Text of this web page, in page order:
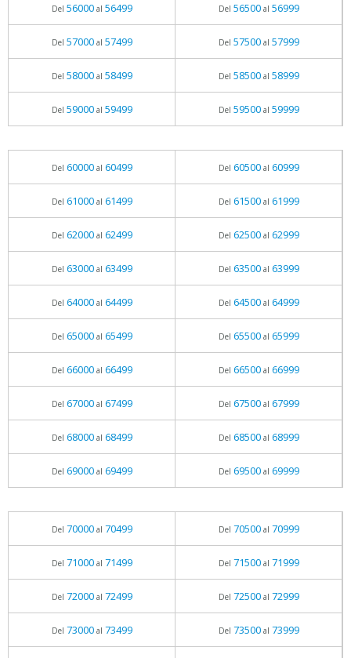
Del 56000al 56499 Del 56500al 56999
Del 57000al 57499 Del 57500al 57999
Del 58000al 58499 Del 58500al 58999
Del 59000al 59499 Del 59500al 59999
Del 60000al 60499 Del 60500al 60999
Del 61000al 61499 Del 61500al 61999
Del 62000al 62499 Del 62500al 62999
Del 63000al 63499 Del 63500al 63999
Del 64000al 64499 Del 64500al 64999
Del 65000al 65499 Del 65500al 65999
Del 66000al 66499 Del 66500al 66999
Del 67000al 67499 Del 67500al 67999
Del 68000al 68499 Del 68500al 68999
Del 69000al 69499 Del 69500al 69999
Del 70000al 70499 Del 70500al 70999
Del 71000al 71499 Del 71500al 71999
Del 72000al 72499 Del 72500al 72999
Del 73000al 73499 Del 73500al 73999